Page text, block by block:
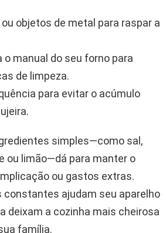
objetos de metal para raspar a
o manual do seu forno para
de limpeza.
para evitar o acúmulo
simples—como sal,
ou limão—dá para manter o
ou gastos extras.
constantes ajudam seu aparelho
deixam a cozinha mais cheirosa
família.